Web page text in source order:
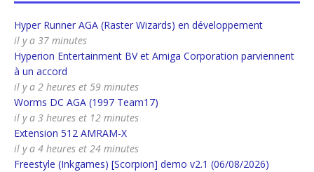
Hyper Runner AGA (Raster Wizards) en développement
il y a 37 minutes
Hyperion Entertainment BV et Amiga Corporation parviennent
à un accord
il y a 2 heures et 59 minutes
Worms DC AGA (1997 Team17)
il y a 3 heures et 12 minutes
Extension 512 AMRAM-X
il y a 4 heures et 24 minutes
Freestyle (Inkgames) [Scorpion] demo v2.1 (06/08/2026)